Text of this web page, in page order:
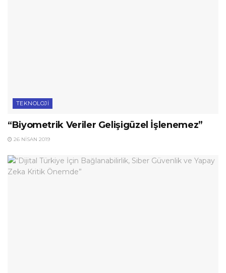
TEKNOLOJI
“Biyometrik Veriler Gelişigüzel İşlenemez”
26 NISAN 2019